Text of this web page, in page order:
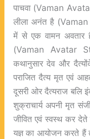
पाचवा (Vaman
लीला अनंत है
में से एक वामन अवतार
(Vaman Avatar
कथानुसार देव और
पराजित दैत्य मृत एवं
दूसरी ओर दैत्यराज बलि
शुक्राचार्य अपनी मृत
जीवित एवं स्वस्थ कर देते
यज्ञ का आयोजन करते हैं